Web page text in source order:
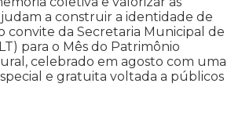
a construir a identidade de
convite da Secretaria Municipal de
para o Mês do Patrimônio
celebrado em agosto com uma
e gratuita voltada a públicos